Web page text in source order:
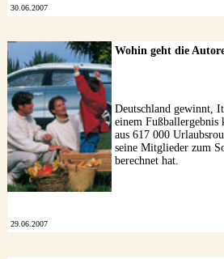
30.06.2007
Wohin geht die
Deutschland gewinnt,
einem
aus 617 000
seine Mitglieder zum
berechnet hat.
29.06.2007